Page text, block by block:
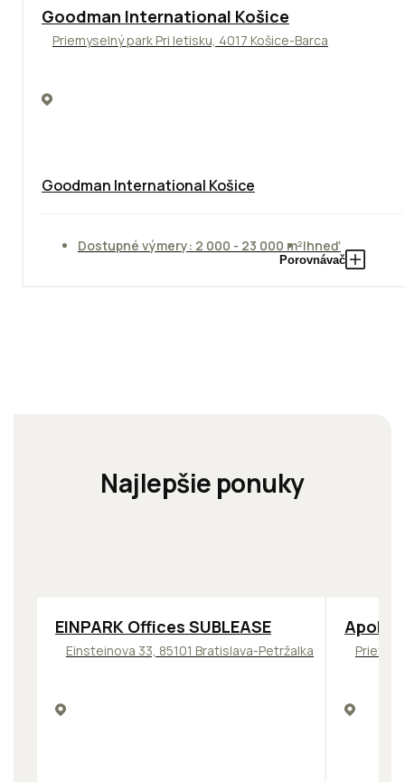
Goodman International Košice
Priemyselný park Pri letisku, 4017 Košice-Barca
Goodman International Košice
Dostupné výmery: 2 000 - 23 000 m²Ihneď
Porovnávač
Najlepšie ponuky
TOP ODPORÚČAME
EINPARK Offices SUBLEASE
Einsteinova 33, 85101 Bratislava-Petržalka
TOP
Apollo